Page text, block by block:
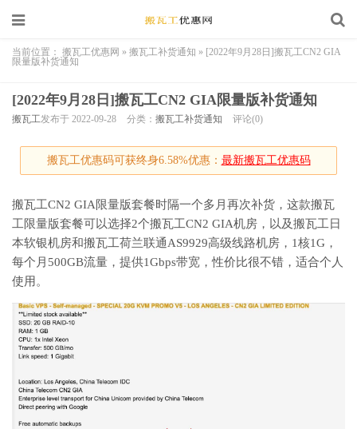
当前位置： 搬瓦工优惠网 » 搬瓦工补货通知 » [2022年9月28日]搬瓦工CN2 GIA
限量版补货通知
[2022年9月28日]搬瓦工CN2 GIA限量版补货通知
搬瓦工发布于 2022-09-28 分类： 搬瓦工补货通知 评论(0)
搬瓦工优惠码可获终身6.58%优惠： 最新搬瓦工优惠码
搬瓦工CN2 GIA限量版套餐时隔一个多月再次补货，这款搬瓦
工限量版套餐可以选择2个搬瓦工CN2 GIA机房，以及搬瓦工日
本软银机房和搬瓦工荷兰联通AS9929高级线路机房，1核1G，
每个月500GB流量，提供1Gbps带宽，性价比很不错，适合个人
使用。